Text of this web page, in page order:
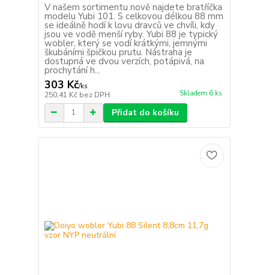
V našem sortimentu nově najdete bratříčka
modelu Yubi 101. S celkovou délkou 88 mm
se ideálně hodí k lovu dravců ve chvíli, kdy
jsou ve vodě menší ryby. Yubi 88 je typický
wobler, který se vodí krátkými, jemnými
škubáními špičkou prutu. Nástraha je
dostupná ve dvou verzích, potápivá, na
prochytání h...
303 Kč/ks
250,41 Kč bez DPH Skladem 6 ks
Přidat do košíku